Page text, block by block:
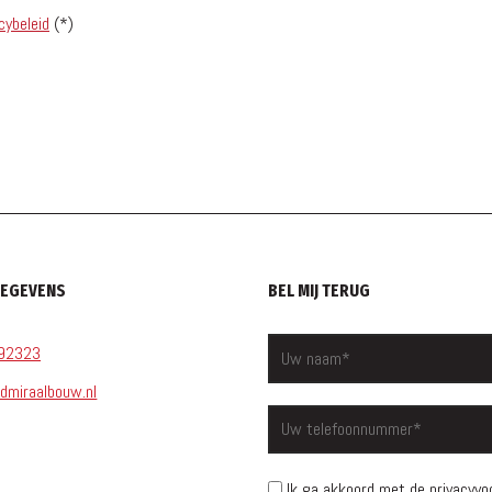
(*)
BEL MIJ TERUG